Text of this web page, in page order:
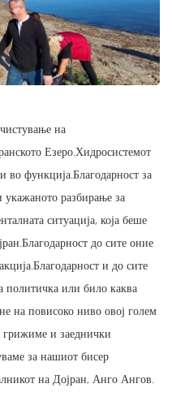
на
Езеро.Хидросистемот
во функција.Благодарност за
укажаното разбирање за
ситуација, која беше
до сите оние
и до сите
политичка или било каква
на повисоко ниво овој голем
грижиме и заеднички
за нашиот бисер
на Дојран, Анго Ангов.